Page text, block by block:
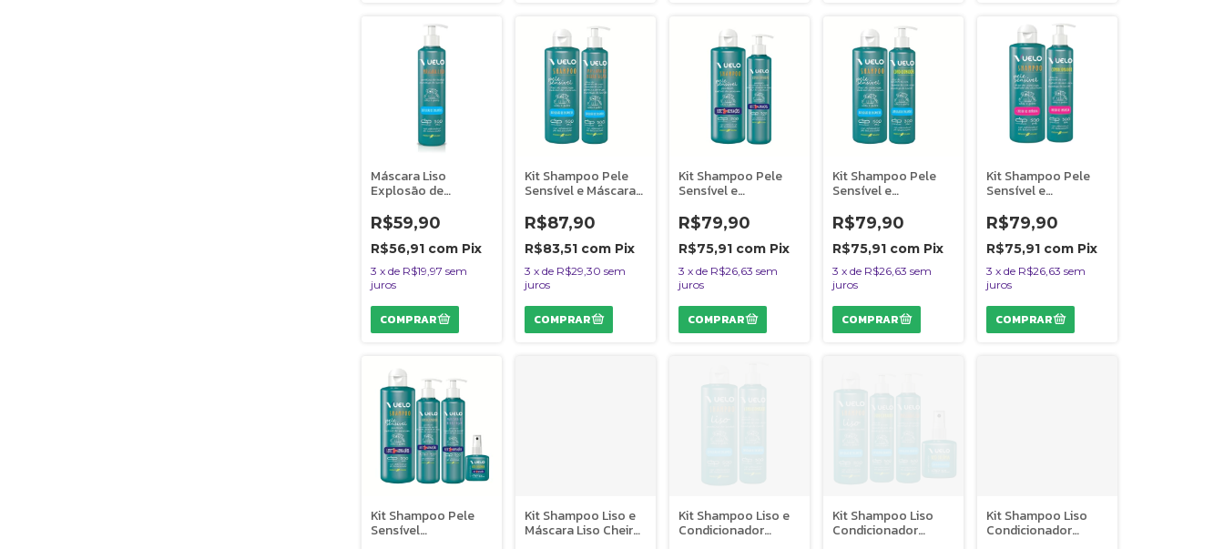
Máscara Liso
Explosão de
Dolce Pet Cães e
Gatos - 300 ml
R$59,90
R$56,91 com Pix
3 x de R$19,97 sem
juros
Kit Shampoo Pele
Sensível e Máscara
Explosão de
Encantos Vuelo
Cães
R$87,90
R$83,51 com Pix
3 x de R$29,30 sem
juros
Kit Shampoo Pele
Sensível e
Sensações Vuelo
Cães
R$79,90
R$75,91 com Pix
3 x de R$26,63 sem
juros
Kit Shampoo Pele
Sensível e
Explosão de
Encantos Vuelo
Cães
R$79,90
R$75,91 com Pix
3 x de R$26,63 sem
juros
Kit Shampoo Pele
Sensível e
Cheiro de Infância
Vuelo Cães e Gatos
R$79,90
R$75,91 com Pix
3 x de R$26,63 sem
juros
Kit Shampoo Pele
Sensível
Kit Shampoo Liso e
Máscara Liso Cheiro
Kit Shampoo Liso e
Condicionador
Kit Shampoo Liso
Condicionador
Kit Shampoo Liso
Condicionador